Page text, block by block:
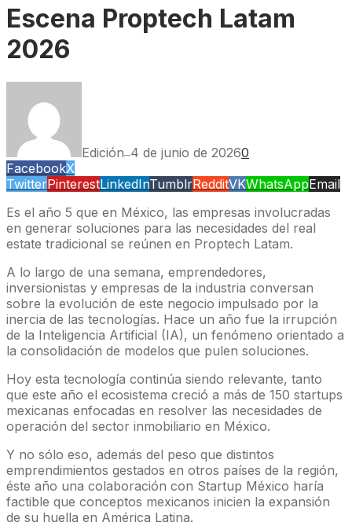
Escena Proptech Latam
2026
Edición—4 de junio de 20260
FacebookX
TwitterPinterestLinkedInTumblrRedditVKWhatsAppEmail
Es el año 5 que en México, las empresas involucradas
en generar soluciones para las necesidades del real
estate tradicional se reúnen en Proptech Latam.
A lo largo de una semana, emprendedores,
inversionistas y empresas de la industria conversan
sobre la evolución de este negocio impulsado por la
inercia de las tecnologías. Hace un año fue la irrupción
de la Inteligencia Artificial (IA), un fenómeno orientado a
la consolidación de modelos que pulen soluciones.
Hoy esta tecnología continúa siendo relevante, tanto
que este año el ecosistema creció a más de 150 startups
mexicanas enfocadas en resolver las necesidades de
operación del sector inmobiliario en México.
Y no sólo eso, además del peso que distintos
emprendimientos gestados en otros países de la región,
éste año una colaboración con Startup México haría
factible que conceptos mexicanos inicien la expansión
de su huella en América Latina.